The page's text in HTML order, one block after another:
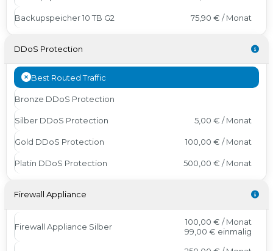
Backupspeicher 10 TB G2 75,90 € / Monat
DDoS Protection
Best Routed Traffic
Bronze DDoS Protection
Silber DDoS Protection 5,00 € / Monat
Gold DDoS Protection 100,00 € / Monat
Platin DDoS Protection 500,00 € / Monat
Firewall Appliance
Firewall Appliance Silber
100,00 € / Monat
99,00 € einmalig